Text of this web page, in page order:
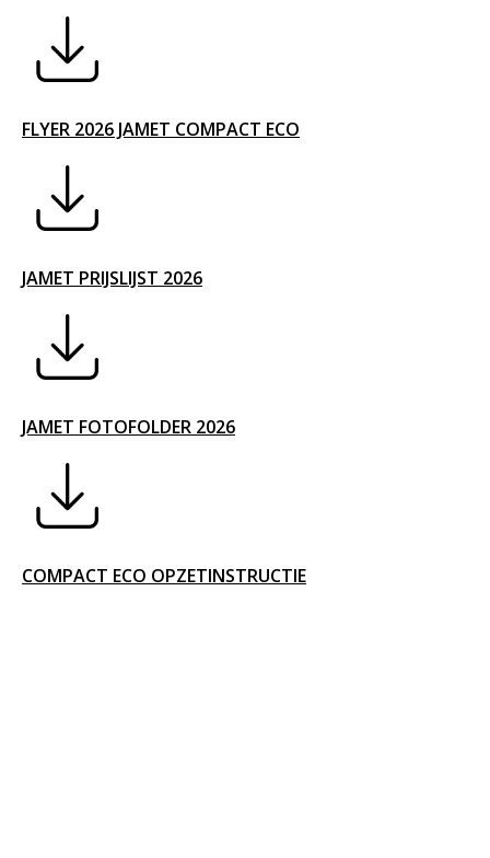
FLYER 2026 JAMET COMPACT ECO
JAMET PRIJSLIJST 2026
JAMET FOTOFOLDER 2026
COMPACT ECO OPZETINSTRUCTIE